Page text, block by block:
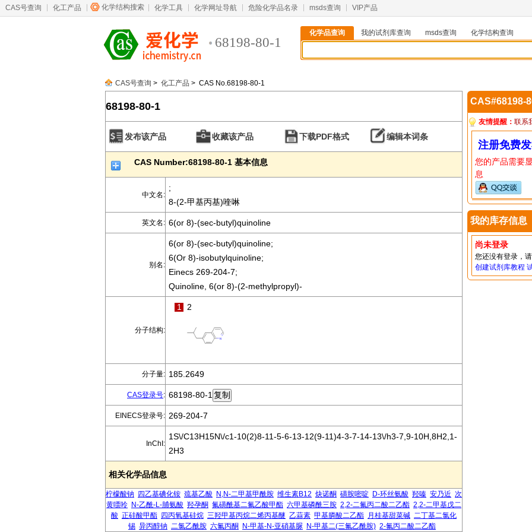
CAS号查询 化工产品 化学结构搜索 化学工具 化学网址导航 危险化学品名录 msds查询 VIP产品
68198-80-1
化学品查询 我的试剂库查询 msds查询
化学结构查询
CAS号查询 > 化工产品 > CAS No.68198-80-1
68198-80-1
发布该产品 收藏该产品 下载PDF格式 编辑本词条
CAS Number:68198-80-1 基本信息
中文名:
;
8-(2-甲基丙基)喹啉
英文名: 6(or 8)-(sec-butyl)quinoline
别名:
6(or 8)-(sec-butyl)quinoline;
6(Or 8)-isobutylquinoline;
Einecs 269-204-7;
Quinoline, 6(or 8)-(2-methylpropyl)-
分子结构:
1 2
分子量: 185.2649
CAS登录号: 68198-80-1
EINECS登录号: 269-204-7
InChI:
1S\/C13H15N\/c1-10(2)8-11-5-6-13-12(9-11)4-3-7-14-13\/h3-7,9-10H,8H2,1-
2H3
相关化学品信息
柠檬酸钠 四乙基碘化铵 巯基乙酸 N,N-二甲基甲酰胺 维生素B12 炔诺酮 磺胺嘧啶 D-环丝氨酸 羟嗪 安乃近 次
黄嘌呤 N-乙酰-L-脯氨酸 羟孕酮 氟磺酰基二氟乙酸甲酯 六甲基磷酰三胺 2,2-二氟丙二酸二乙酯 2,2-二甲基戊二
酸 正硅酸甲酯 四丙氧基硅烷 三羟甲基丙烷二烯丙基醚 乙蒜素 甲基膦酸二乙酯 月桂基甜菜碱 二丁基二氯化
锡 异丙醇钠 二氯乙酰胺 六氟丙酮 N-甲基-N-亚硝基脲 N-甲基二(三氟乙酰胺) 2-氟丙二酸二乙酯
CAS#68198-
友情提醒： 联系
注册免费
您的产品需要
息
我的库存信息
尚未登录
您还没有登录，
创建试剂库教程